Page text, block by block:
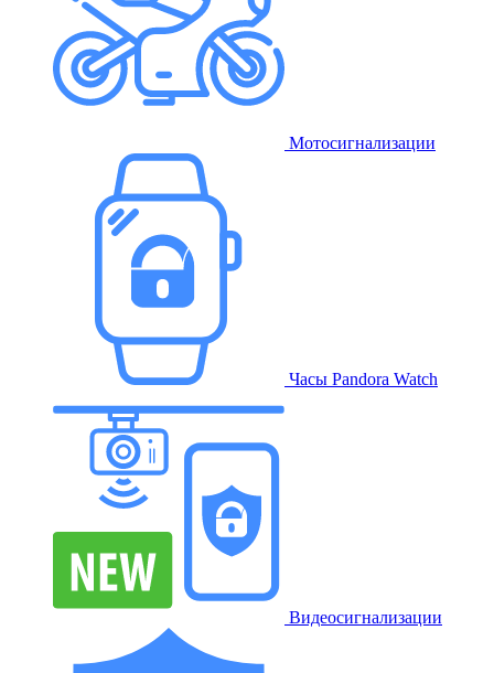
Мотосигнализации
Часы Pandora Watch
Видеосигнализации